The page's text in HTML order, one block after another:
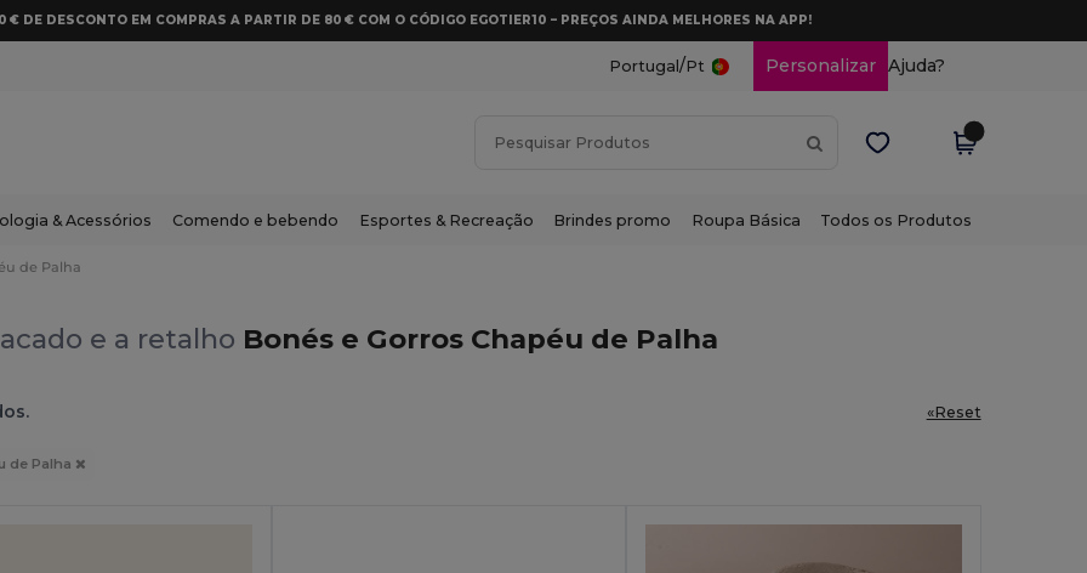
DE DESCONTO EM COMPRAS A PARTIR DE 80 € COM O CÓDIGO EGOTIER10 – PREÇOS AINDA MELHORES NA APP!
Portugal /Pt Personalizar Ajuda?
& Acessórios Comendo e bebendo Esportes & Recreação Brindes promo Roupa Básica Todos os Produtos
de Palha
e a retalho Bonés e Gorros Chapéu de Palha
«Reset
de Palha